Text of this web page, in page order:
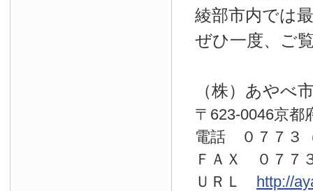
綾部市内では
ぜひ一度、ご
（株）あやべ
〒623-0046京都
電話 ０７７
ＦＡＸ ０７７
ＵＲＬ http://